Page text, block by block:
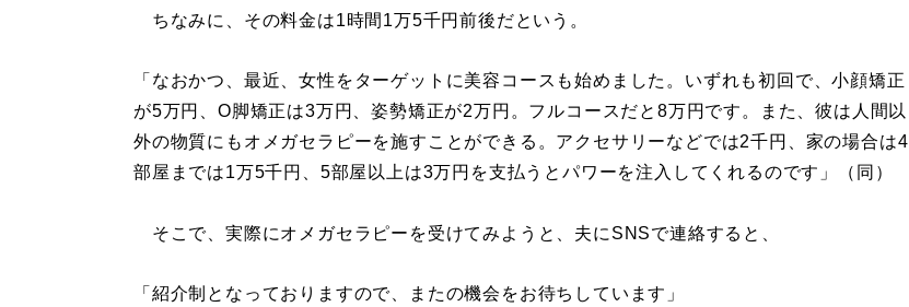
ちなみに、その料金は1時間1万5千円前後だという。
「なおかつ、最近、女性をターゲットに美容コースも始めました。いずれも初回で、小顔矯正
が5万円、O脚矯正は3万円、姿勢矯正が2万円。フルコースだと8万円です。また、彼は人間以
外の物質にもオメガセラピーを施すことができる。アクセサリーなどでは2千円、家の場合は4
部屋までは1万5千円、5部屋以上は3万円を支払うとパワーを注入してくれるのです」（同）
そこで、実際にオメガセラピーを受けてみようと、夫にSNSで連絡すると、
「紹介制となっておりますので、またの機会をお待ちしています」